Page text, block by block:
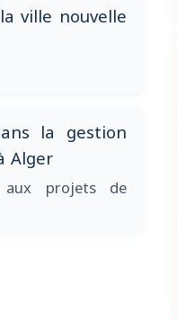
ville nouvelle
la gestion
Alger
aux projets de